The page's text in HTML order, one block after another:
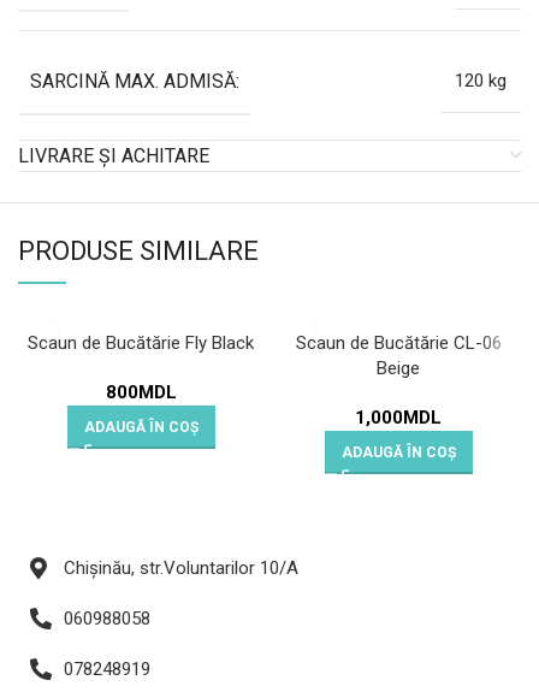
SARCINĂ MAX. ADMISĂ: 120 kg
LIVRARE ȘI ACHITARE
PRODUSE SIMILARE
Scaun de Bucătărie Fly Black
800MDL
ADAUGĂ ÎN COȘ
Scaun de Bucătărie CL-06
Beige
1,000MDL
ADAUGĂ ÎN COȘ
Chișinău, str.Voluntarilor 10/A
060988058
078248919